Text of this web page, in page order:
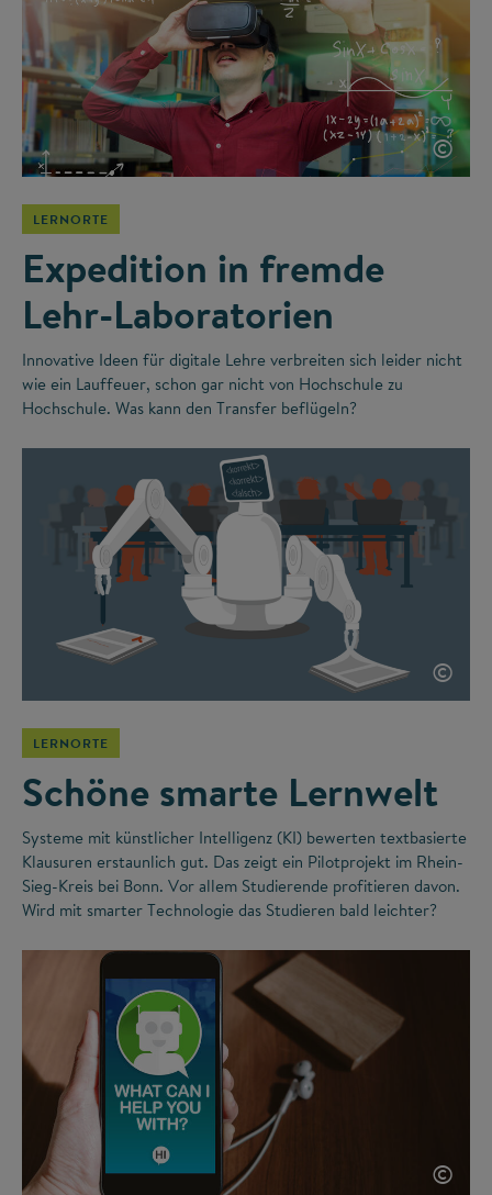
©
LERNORTE
Expedition in fremde
Lehr-Laboratorien
Innovative Ideen für digitale Lehre verbreiten sich leider nicht
wie ein Lauffeuer, schon gar nicht von Hochschule zu
Hochschule. Was kann den Transfer beflügeln?
©
LERNORTE
Schöne smarte Lernwelt
Systeme mit künstlicher Intelligenz (KI) bewerten textbasierte
Klausuren erstaunlich gut. Das zeigt ein Pilotprojekt im Rhein-
Sieg-Kreis bei Bonn. Vor allem Studierende profitieren davon.
Wird mit smarter Technologie das Studieren bald leichter?
©